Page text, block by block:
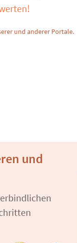
und anderer Portale.
und